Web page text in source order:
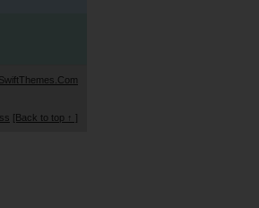
SwiftThemes.Com
[Back to top ↑ ]